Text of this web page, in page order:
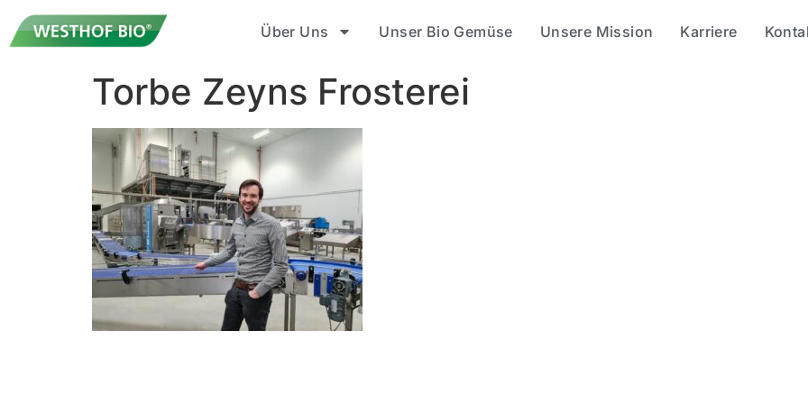
Über Uns Unser Bio Gemüse Unsere Mission Karriere
Torbe Zeyns Frosterei